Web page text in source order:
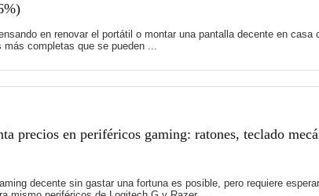
en renovar el portátil o montar una pantalla decente en
más completas que se pueden ...
precios en periféricos gaming: ratones, teclado
decente sin gastar una fortuna es posible, pero requiere